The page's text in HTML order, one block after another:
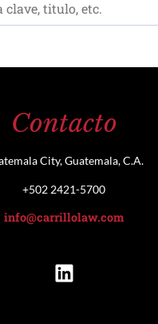
Contacto
City, Guatemala, C.A.
+502 2421-5700
info@carrillolaw.com